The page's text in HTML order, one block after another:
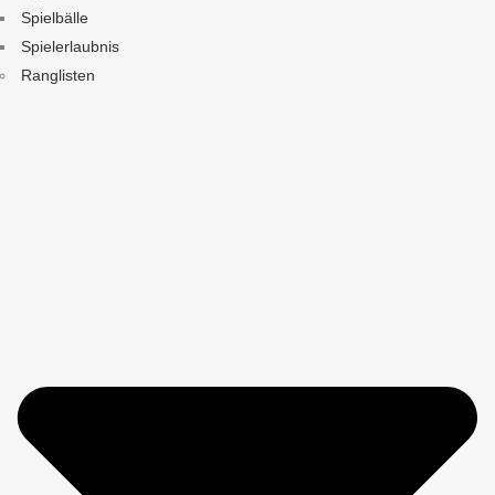
Spielbälle
Spielerlaubnis
Ranglisten